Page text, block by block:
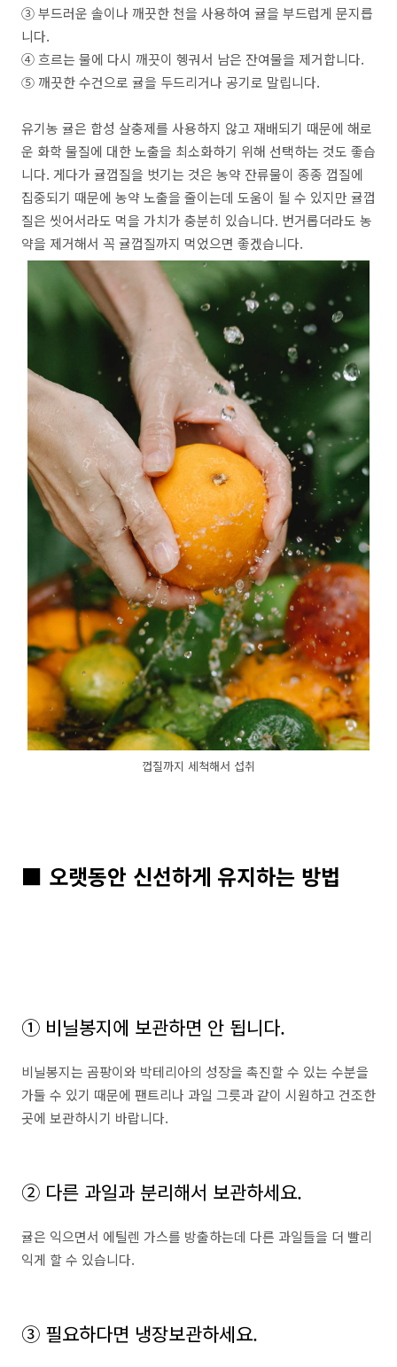
③ 부드러운 솔이나 깨끗한 천을 사용하여 귤을 부드럽게 문지릅
니다.
④ 흐르는 물에 다시 깨끗이 헹궈서 남은 잔여물을 제거합니다.
⑤ 깨끗한 수건으로 귤을 두드리거나 공기로 말립니다.
유기농 귤은 합성 살충제를 사용하지 않고 재배되기 때문에 해로
운 화학 물질에 대한 노출을 최소화하기 위해 선택하는 것도 좋습
니다. 게다가 귤껍질을 벗기는 것은 농약 잔류물이 종종 껍질에
집중되기 때문에 농약 노출을 줄이는데 도움이 될 수 있지만 귤껍
질은 씻어서라도 먹을 가치가 충분히 있습니다. 번거롭더라도 농
약을 제거해서 꼭 귤껍질까지 먹었으면 좋겠습니다.
껍질까지 세척해서 섭취
■ 오랫동안 신선하게 유지하는 방법
① 비닐봉지에 보관하면 안 됩니다.
비닐봉지는 곰팡이와 박테리아의 성장을 촉진할 수 있는 수분을
가둘 수 있기 때문에 팬트리나 과일 그릇과 같이 시원하고 건조한
곳에 보관하시기 바랍니다.
② 다른 과일과 분리해서 보관하세요.
귤은 익으면서 에틸렌 가스를 방출하는데 다른 과일들을 더 빨리
익게 할 수 있습니다.
③ 필요하다면 냉장보관하세요.